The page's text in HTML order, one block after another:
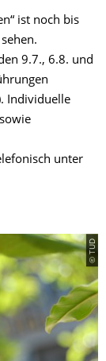
ist noch bis
9.7., 6.8. und
Individuelle
unter
© TUD